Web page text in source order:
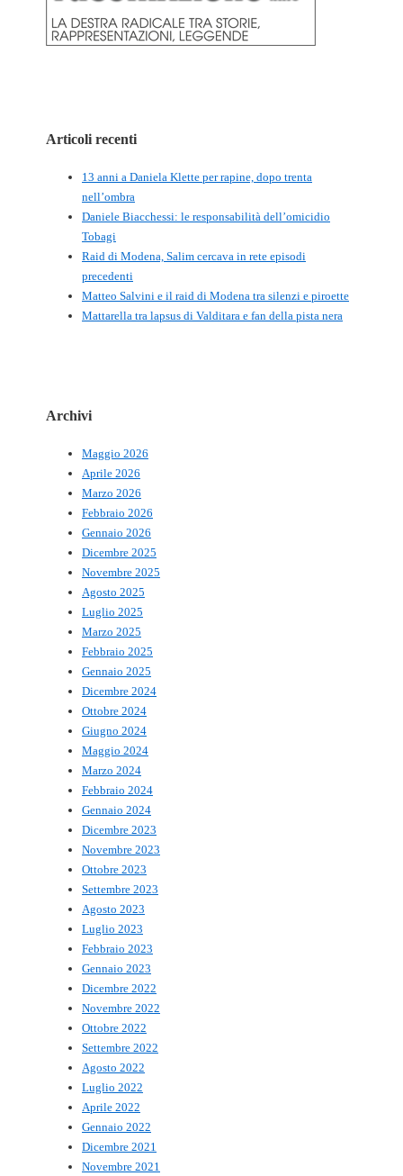
Articoli recenti
13 anni a Daniela Klette per rapine, dopo trenta
nell’ombra
Daniele Biacchessi: le responsabilità dell’omicidio
Tobagi
Raid di Modena, Salim cercava in rete episodi
precedenti
Matteo Salvini e il raid di Modena tra silenzi e piroette
Mattarella tra lapsus di Valditara e fan della pista nera
Archivi
Maggio 2026
Aprile 2026
Marzo 2026
Febbraio 2026
Gennaio 2026
Dicembre 2025
Novembre 2025
Agosto 2025
Luglio 2025
Marzo 2025
Febbraio 2025
Gennaio 2025
Dicembre 2024
Ottobre 2024
Giugno 2024
Maggio 2024
Marzo 2024
Febbraio 2024
Gennaio 2024
Dicembre 2023
Novembre 2023
Ottobre 2023
Settembre 2023
Agosto 2023
Luglio 2023
Febbraio 2023
Gennaio 2023
Dicembre 2022
Novembre 2022
Ottobre 2022
Settembre 2022
Agosto 2022
Luglio 2022
Aprile 2022
Gennaio 2022
Dicembre 2021
Novembre 2021